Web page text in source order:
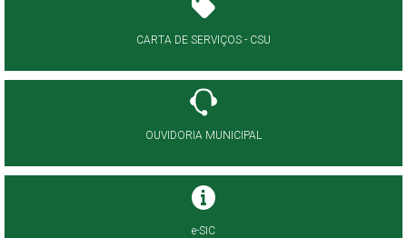
CARTA DE SERVIÇOS - CSU
OUVIDORIA MUNICIPAL
e-SIC